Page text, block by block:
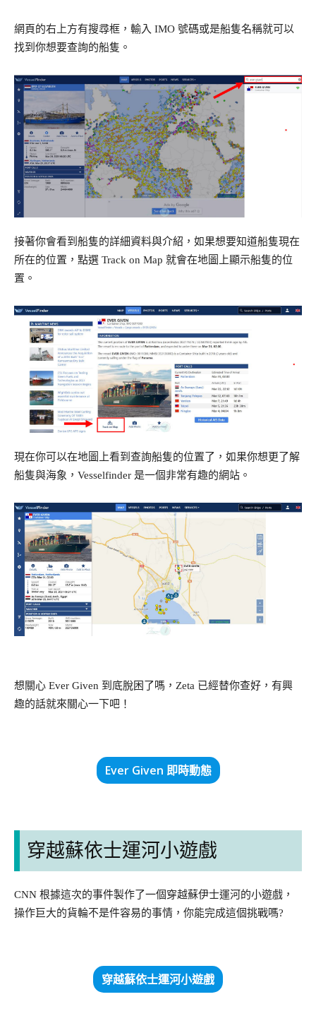
網頁的右上方有搜尋框，輸入 IMO 號碼或是船隻名稱就可以
找到你想要查詢的船隻。
接著你會看到船隻的詳細資料與介紹，如果想要知道船隻現在
所在的位置，點選 Track on Map 就會在地圖上顯示船隻的位
置。
現在你可以在地圖上看到查詢船隻的位置了，如果你想更了解
船隻與海象，Vesselfinder 是一個非常有趣的網站。
想關心 Ever Given 到底脫困了嗎，Zeta 已經替你查好，有興
趣的話就來關心一下吧！
Ever Given 即時動態
穿越蘇依士運河小遊戲
CNN 根據這次的事件製作了一個穿越蘇伊士運河的小遊戲，
操作巨大的貨輪不是件容易的事情，你能完成這個挑戰嗎?
穿越蘇依士運河小遊戲